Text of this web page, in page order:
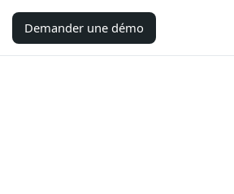
Demander une démo